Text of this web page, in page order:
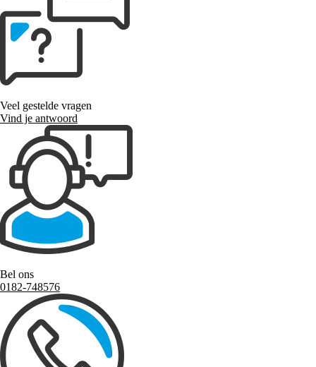
Veel gestelde vragen
Vind je antwoord
Bel ons
0182-748576